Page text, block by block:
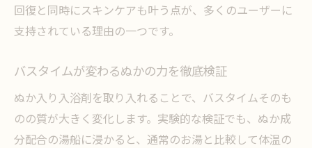
回復と同時にスキンケアも叶う点が、多くのユーザーに
支持されている理由の一つです。
バスタイムが変わるぬかの力を徹底検証
ぬか入り入浴剤を取り入れることで、バスタイムそのも
のの質が大きく変化します。実験的な検証でも、ぬか成
分配合の湯船に浸かると、通常のお湯と比較して体温の